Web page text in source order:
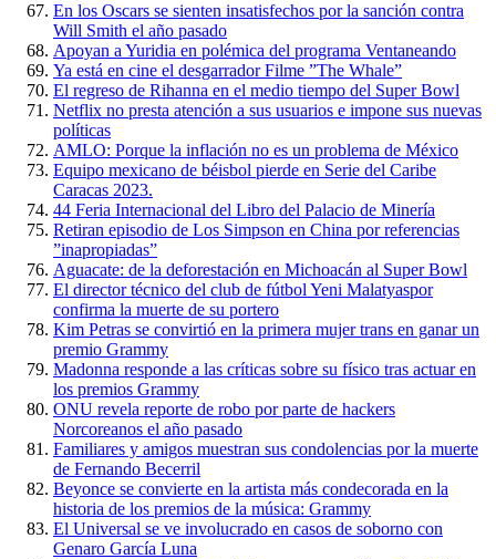
En los Oscars se sienten insatisfechos por la sanción contra
Will Smith el año pasado
Apoyan a Yuridia en polémica del programa Ventaneando
Ya está en cine el desgarrador Filme ”The Whale”
El regreso de Rihanna en el medio tiempo del Super Bowl
Netflix no presta atención a sus usuarios e impone sus nuevas
políticas
AMLO: Porque la inflación no es un problema de México
Equipo mexicano de béisbol pierde en Serie del Caribe
Caracas 2023.
44 Feria Internacional del Libro del Palacio de Minería
Retiran episodio de Los Simpson en China por referencias
”inapropiadas”
Aguacate: de la deforestación en Michoacán al Super Bowl
El director técnico del club de fútbol Yeni Malatyaspor
confirma la muerte de su portero
Kim Petras se convirtió en la primera mujer trans en ganar un
premio Grammy
Madonna responde a las críticas sobre su físico tras actuar en
los premios Grammy
ONU revela reporte de robo por parte de hackers
Norcoreanos el año pasado
Familiares y amigos muestran sus condolencias por la muerte
de Fernando Becerril
Beyonce se convierte en la artista más condecorada en la
historia de los premios de la música: Grammy
El Universal se ve involucrado en casos de soborno con
Genaro García Luna